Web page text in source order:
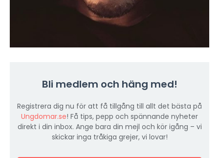
Bli medlem och häng med!
Registrera dig nu för att få tillgång till allt det bästa på
Ungdomar.se! Få tips, pepp och spännande nyheter
direkt i din inbox. Ange bara din mejl och kör igång – vi
skickar inga tråkiga grejer, vi lovar!